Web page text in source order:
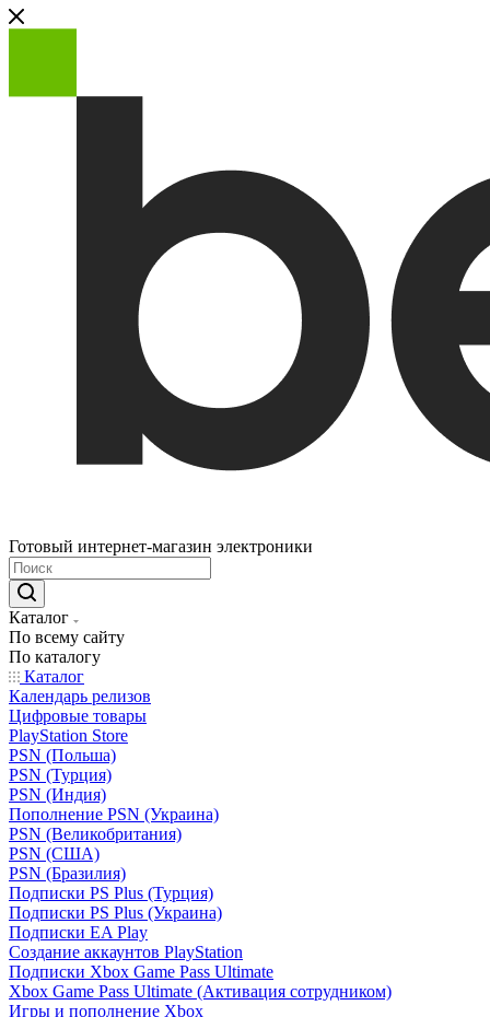
Готовый интернет-магазин электроники
Каталог
По всему сайту
По каталогу
Каталог
Календарь релизов
Цифровые товары
PlayStation Store
PSN (Польша)
PSN (Турция)
PSN (Индия)
Пополнение PSN (Украина)
PSN (Великобритания)
PSN (США)
PSN (Бразилия)
Подписки PS Plus (Турция)
Подписки PS Plus (Украина)
Подписки EA Play
Создание аккаунтов PlayStation
Подписки Xbox Game Pass Ultimate
Xbox Game Pass Ultimate (Активация сотрудником)
Игры и пополнение Xbox